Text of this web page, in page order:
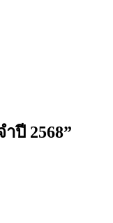
ปี 2568”